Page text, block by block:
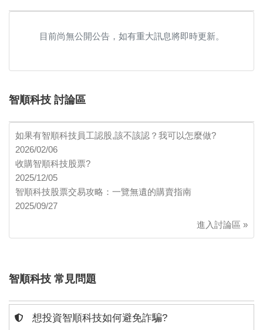
目前尚無公開公告，如有重大訊息將即時更新。
智順科技 討論區
如果有智順科技員工認股,該不該認？我可以怎麼做?
2026/02/06
收購智順科技股票?
2025/12/05
智順科技股票交易攻略：一覽無遺的購賣指南
2025/09/27
進入討論區 »
智順科技 常見問題
想投資智順科技如何避免詐騙?